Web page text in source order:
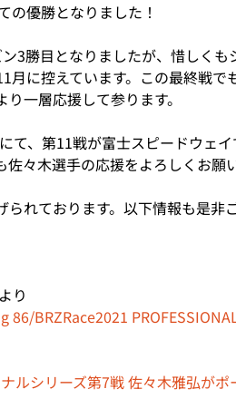
の優勝となりました！
3勝目となりましたが、惜しく
月に控えています。この最終戦で
一層応援して参ります。
て、第11戦が富士スピードウェ
々木選手の応援をよろしくお願
れております。以下情報も是非
り
86/BRZRace2021
ルシリーズ第7戦 佐々木雅弘が